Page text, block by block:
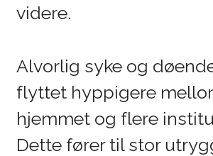
videre.
Alvorlig syke og
flyttet hyppigere
hjemmet og flere
Dette fører til stor